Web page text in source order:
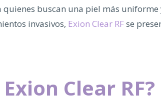
buscan una piel más uniforme
invasivos, Exion Clear RFse
Clear RF?